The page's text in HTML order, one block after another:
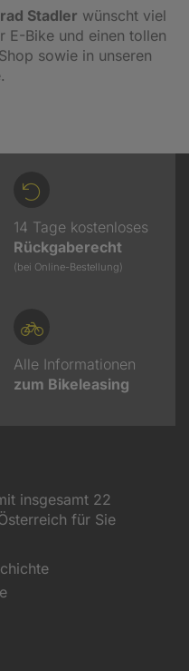
Stadler wünscht viel
E-Bike und einen tollen
sowie in unseren
14 Tage kostenloses
Rückgaberecht
(bei Online-Bestellung)
Alle Informationen
zum Bikeleasing
insgesamt 22
für Sie